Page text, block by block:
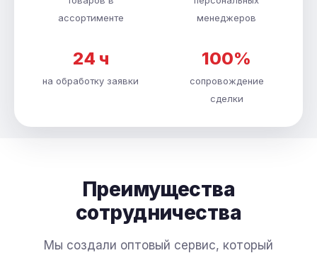
ассортименте
менеджеров
24 ч
на обработку заявки
100%
сопровождение
сделки
Преимущества
сотрудничества
Мы создали оптовый сервис, который